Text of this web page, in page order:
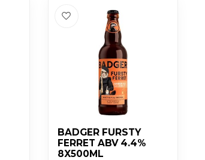
BADGER FURSTY
FERRET ABV 4.4%
8X500ML